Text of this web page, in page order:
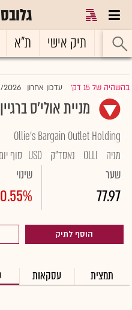
ראשי תיק אישי ת"א
בהשהיה של 15 דק' |עדכון אחרון 2026
מניית אולי'ס
Ollie's Bargain Outlet Holding
מניה
OLLI נאסד"ק USD סוף יום
שער
77.97
שינוי
הוסף לתיק
תמצית עסקאות